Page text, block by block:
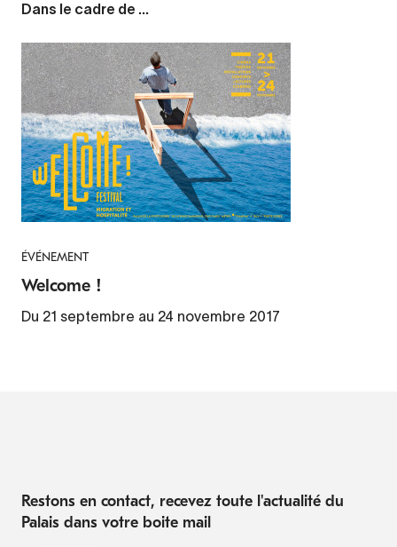
Dans le cadre de ...
ÉVÉNEMENT
Welcome !
Du 21 septembre au 24 novembre 2017
Restons en contact, recevez toute l'actualité du
Palais dans votre boite mail